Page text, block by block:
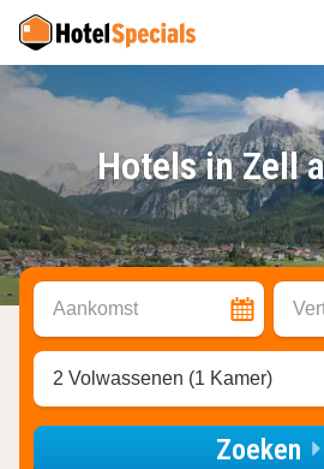
Hotels in Zell
Aankomst
2 Volwassenen (1 Kamer)
Zoeken